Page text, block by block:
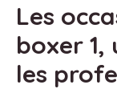
Les
boxer
les